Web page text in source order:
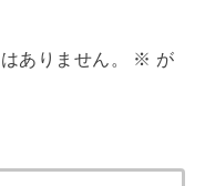
ありません。 ※ が